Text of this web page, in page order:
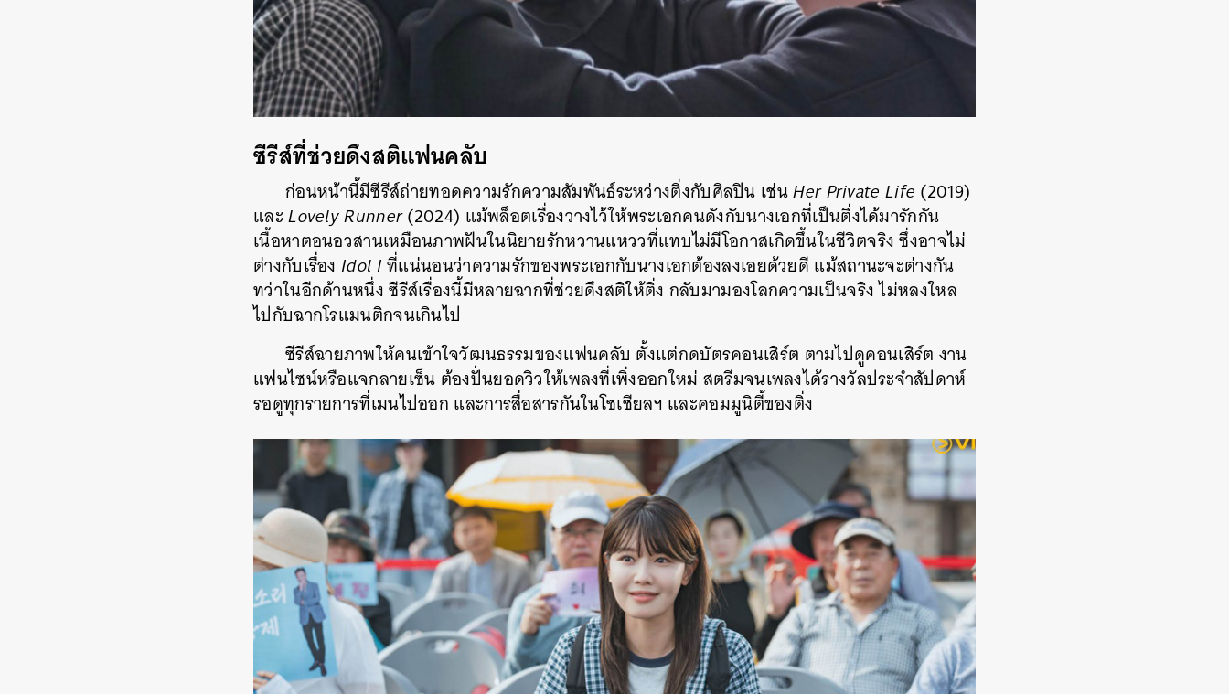
ซีรีส์ที่ช่วยดึงสติแฟนคลับ
ก่อนหน้านี้มีซีรีส์ถ่ายทอดความรักความสัมพันธ์ระหว่างติ่งกับศิลปิน เช่นHer Private Life (2019)
และLovely Runner(2024) แม้พล็อตเรื่องวางไว้ให้พระเอกคนดังกับนางเอกที่เป็นติ่งได้มารักกัน
เนื้อหาตอนอวสานเหมือนภาพฝันในนิยายรักหวานแหววที่แทบไม่มีโอกาสเกิดขึ้นในชีวิตจริง ซึ่งอาจไม่
ต่างกับเรื่อง Idol Iที่แน่นอนว่าความรักของพระเอกกับนางเอกต้องลงเอยด้วยดี แม้สถานะจะต่างกัน
ทว่าในอีกด้านหนึ่ง ซีรีส์เรื่องนี้มีหลายฉากที่ช่วยดึงสติให้ติ่ง กลับมามองโลกความเป็นจริง ไม่หลงใหล
ไปกับฉากโรแมนติกจนเกินไป
ซีรีส์ฉายภาพให้คนเข้าใจวัฒนธรรมของแฟนคลับ ตั้งแต่กดบัตรคอนเสิร์ต ตามไปดูคอนเสิร์ต งาน
แฟนไซน์หรือแจกลายเซ็น ต้องปั่นยอดวิวให้เพลงที่เพิ่งออกใหม่ สตรีมจนเพลงได้รางวัลประจำสัปดาห์
รอดูทุกรายการที่เมนไปออก และการสื่อสารกันในโซเชียลฯ และคอมมูนิตี้ของติ่ง
SHARE EMAIL